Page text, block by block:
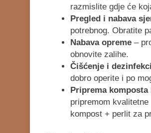
razmislite gdje će
Pregled i nabava
potrebnog. Obratite
Nabava opreme–
obnovite zalihe.
Čišćenje i
dobro operite i po
Priprema komposta
pripremom
kompost + perlit za